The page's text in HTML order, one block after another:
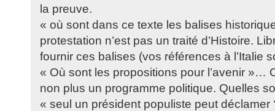
la preuve.
« où sont dans ce texte les balises
protestation n’est pas un traité d’Histoire.
fournir ces balises (vos références à l’Italie
« Où sont les propositions pour l’avenir »…
non plus un programme politique. Quelles
« seul un président populiste peut déclamer